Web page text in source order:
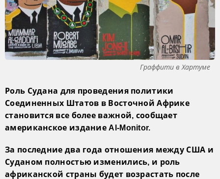
Граффити в Хартуме
Роль Судана для проведения политики
Соединенных Штатов в Восточной Африке
становится все более важной, сообщает
американское издание Al-Monitor.
За последние два года отношения между США и
Суданом полностью изменились, и роль
африканской страны будет возрастать после